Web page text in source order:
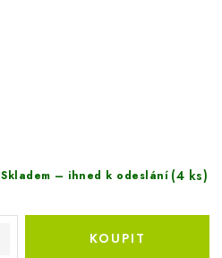
Skladem – ihned k odeslání (4 ks)